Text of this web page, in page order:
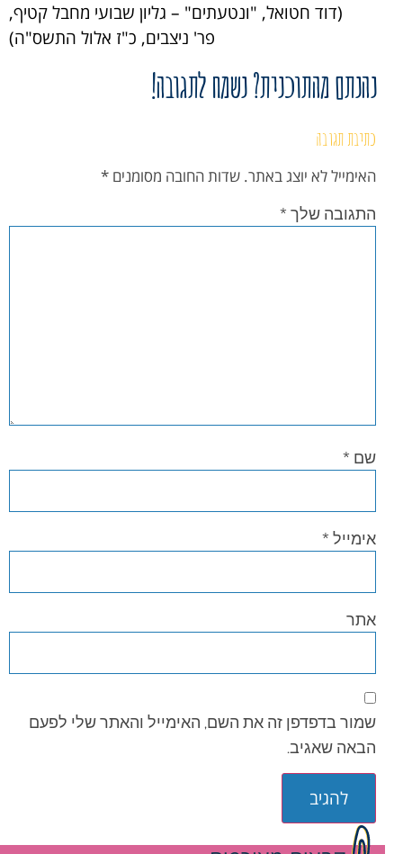
(דוד חטואל, "ונטעתים" – גליון שבועי מחבל קטיף,
פר' ניצבים, כ"ז אלול התשס"ה)
נהנתם מהתוכנית? נשמח לתגובה!
כתיבת תגובה
האימייל לא יוצג באתר. שדות החובה מסומנים *
התגובה שלך *
שם *
אימייל *
אתר
שמור בדפדפן זה את השם, האימייל והאתר שלי לפעם
הבאה שאגיב.